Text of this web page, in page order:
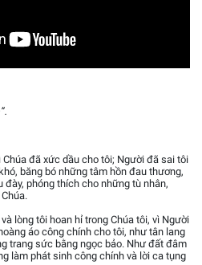
đã xức dầu cho tôi; Người đã sai tôi
băng bó những tâm hồn đau thương,
phóng thích cho những tù nhân,
lòng tôi hoan hỉ trong Chúa tôi, vì Người
áo công chính cho tôi, như tân lang
trang sức bằng ngọc bảo. Như đất đâm
làm phát sinh công chính và lời ca tụng